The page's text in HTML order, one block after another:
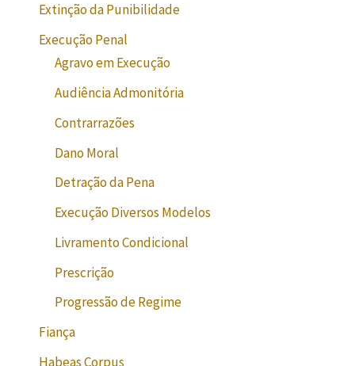
Extinção da Punibilidade
Execução Penal
Agravo em Execução
Audiência Admonitória
Contrarrazões
Dano Moral
Detração da Pena
Execução Diversos Modelos
Livramento Condicional
Prescrição
Progressão de Regime
Fiança
Habeas Corpus